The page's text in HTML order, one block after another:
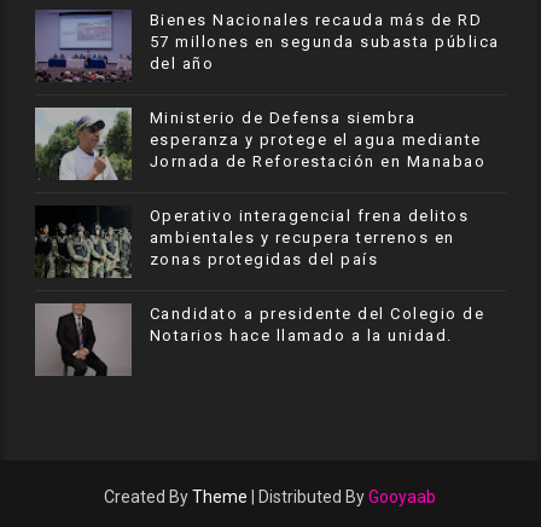
Bienes Nacionales recauda más de RD
57 millones en segunda subasta pública
del año
Ministerio de Defensa siembra
esperanza y protege el agua mediante
Jornada de Reforestación en Manabao
Operativo interagencial frena delitos
ambientales y recupera terrenos en
zonas protegidas del país
Candidato a presidente del Colegio de
Notarios hace llamado a la unidad.
Created ByTheme | Distributed ByGooyaab